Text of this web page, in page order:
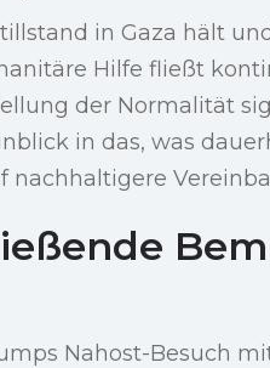
in Gaza hält
Hilfe fließt
der Normalität
in das, was
nachhaltigere
Nahost-Besuch